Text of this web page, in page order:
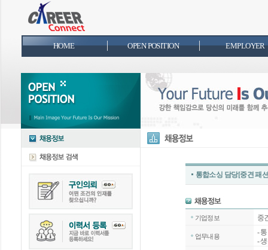
HOME OPEN POSITION EMPLOYER
통합소싱 담당[중견 패
기업정보 중
업무내용
-
-